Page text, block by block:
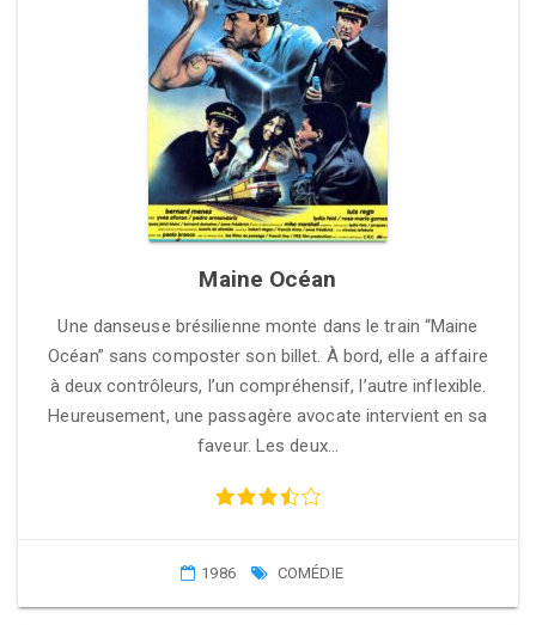
Maine Océan
Une danseuse brésilienne monte dans le train “Maine
Océan” sans composter son billet. À bord, elle a affaire
à deux contrôleurs, l’un compréhensif, l’autre inflexible.
Heureusement, une passagère avocate intervient en sa
faveur. Les deux…
1986 COMÉDIE